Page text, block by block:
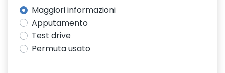
Maggiori informazioni
Apputamento
Test drive
Permuta usato